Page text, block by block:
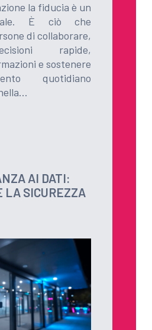
la fiducia è un
È ciò che
di collaborare,
rapide,
e sostenere
quotidiano
AI DATI:
LA SICUREZZA